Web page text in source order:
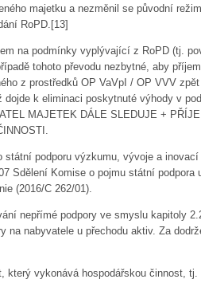
majetku a nezměnil se původní
RoPD.[13]
na podmínky vyplývající z RoPD (tj.
tohoto převodu nezbytné, aby
z prostředků OP VaVpI / OP VVV
k eliminaci poskytnuté výhody v
MAJETEK DÁLE SLEDUJE +
státní podporu výzkumu, vývoje a inovací
Sdělení Komise o pojmu státní podpora
(2016/C 262/01).
nepřímé podpory ve smyslu kapitoly
na nabyvatele u přechodu aktiv. Za
který vykonává hospodářskou činnost,